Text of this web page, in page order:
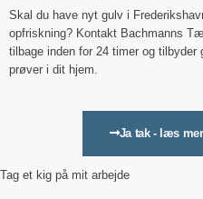
Skal du have nyt gulv i
opfriskning? Kontakt Bachmanns
tilbage inden for 24 timer og tilbyder
prøver i dit hjem.
Ja tak - læs
Tag et kig på mit arbejde